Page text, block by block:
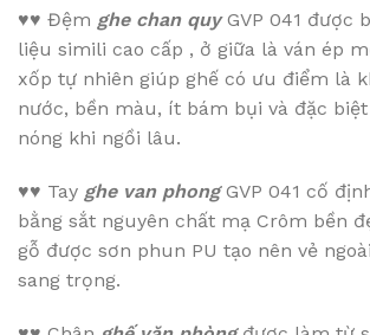
♥♥ Đệm ghe chan quyGVP 041 được
liệu simili cao cấp , ở giữa là ván ép
xốp tự nhiên giúp ghế có ưu điểm là
nước, bền màu, ít bám bụi và đặc
nóng khi ngồi lâu.
♥♥ Tay ghe van phongGVP 041 cố
bằng sắt nguyên chất mạ Crôm bền
gỗ được sơn phun PU tạo nên vẻ
sang trọng.